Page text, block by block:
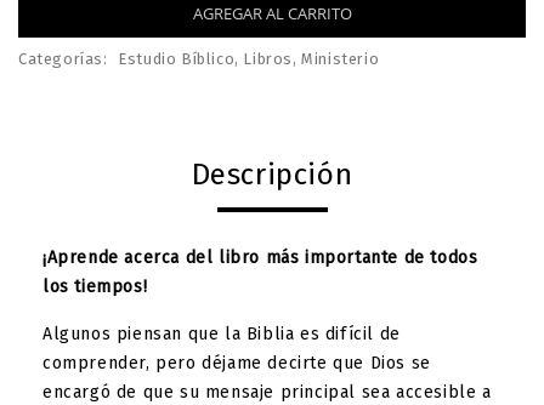
AGREGAR AL CARRITO
Categorías: Estudio Bíblico, Libros ,Ministerio
Descripción
¡Aprende acerca del libro más importante de todos
los tiempos!
Algunos piensan que la Biblia es difícil de
comprender, pero déjame decirte que Dios se
encargó de que su mensaje principal sea accesible a